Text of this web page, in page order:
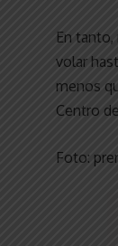
En
volar
menos
Centro
Foto: